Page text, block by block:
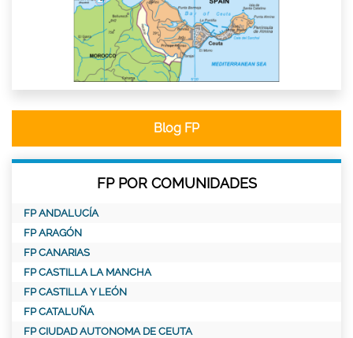
Blog FP
FP POR COMUNIDADES
FP ANDALUCÍA
FP ARAGÓN
FP CANARIAS
FP CASTILLA LA MANCHA
FP CASTILLA Y LEÓN
FP CATALUÑA
FP CIUDAD AUTONOMA DE CEUTA